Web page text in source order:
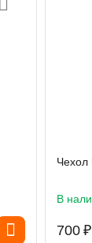
Чехол
В
‍700‍ ₽